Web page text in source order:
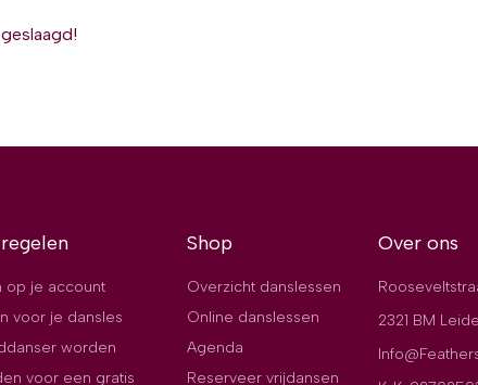
op je account
voor je dansles
worden
voor een gratis
Shop
Overzicht danslessen
Online danslessen
Agenda
Reserveer vrijdansen
Over ons
2321 BM